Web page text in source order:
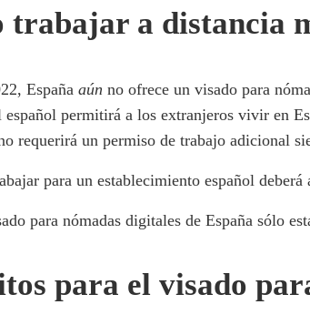
trabajar a distancia
Españaaún no ofrece un visado para
permitirá a los extranjeros vivir en
requerirá un permiso de trabajo adicional
para un establecimiento español
para nómadas digitales de España sólo
para el visado